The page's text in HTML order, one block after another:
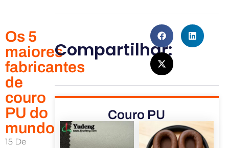
Os 5
maiores
fabricantes
de
couro
PU do
mundo
15 De
Compartilhar:
Couro PU